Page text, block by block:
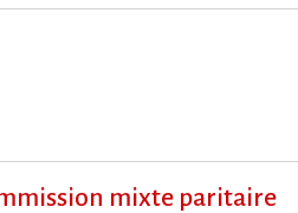
mixte paritaire